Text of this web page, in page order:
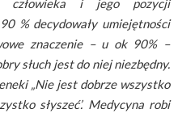
człowieka i jego pozycji
% decydowały umiejętności
znaczenie – u ok 90% –
słuch jest do niej niezbędny.
„Nie jest dobrze wszystko
słyszeć’. Medycyna robi